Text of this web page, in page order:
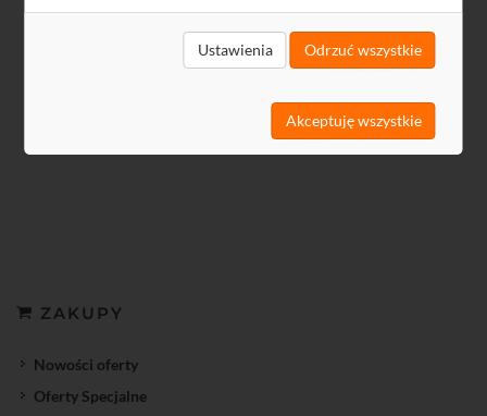
Ustawienia Odrzuć wszystkie
Akceptuję wszystkie
ZAKUPY
Nowości oferty
Oferty Specjalne